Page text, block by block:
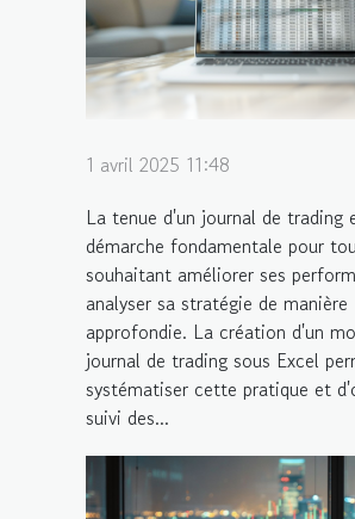
1 avril 2025 11:48
La tenue d'un journal de trading
démarche fondamentale pour
souhaitant améliorer ses
analyser sa stratégie de manière
approfondie. La création d'un
journal de trading sous Excel
systématiser cette pratique et
suivi des...